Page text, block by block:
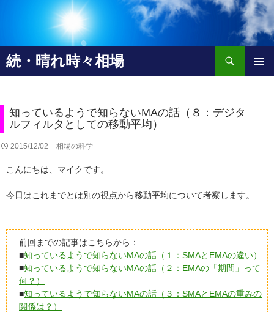
続・晴れ時々相場
検
索
コ
ン
ツ
へ
移
知っているようで知らないMAの話（８：デジタ
ルフィルタとしての移動平均）
2015/12/02 相場の科学
こんにちは、マイクです。
今日はこれまでとは別の視点から移動平均について考察します。
前回までの記事はこちらから：
■知っているようで知らないMAの話（１：SMAとEMAの違い）
■知っているようで知らないMAの話（２：EMAの「期間」って
何？）
■知っているようで知らないMAの話（３：SMAとEMAの重みの
関係は？）